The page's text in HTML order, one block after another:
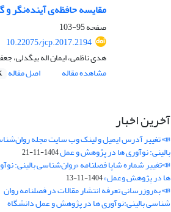
مقایسه حافظه‌ی آینده‌نگر و
صفحه95-103
10.22075/jcp.2017.2194
هدی ناظمی، ایمان اله بیگدلی،
مشاهده مقاله
اصل مقاله
آخرین اخبار
📣 تغییر آدرس ایمیل و لینک وب‌ سایت مجله
بالینی: نوآوری ها در پژوهش و عمل1404-11-21
📣تغییر شماره شاپا فصلنامه «روان‌شناسی بالینی:
ها در پژوهش وعمل»1404-11-13
📣 به‌روزرسانی تعرفه انتشار مقالات در فصلنامه روان
شناسی بالینی:نوآوری ها در پژوهش و عمل دانشگاه